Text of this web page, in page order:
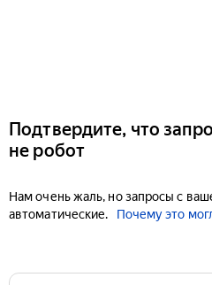
Подтвердите, что
не робот
Нам очень жаль, но запросы с
автоматические.
Почему это